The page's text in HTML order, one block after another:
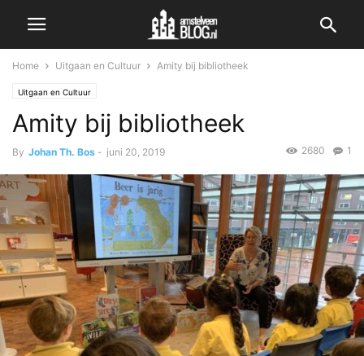
Home Uitgaan en Cultuur Amity bij bibliotheek
Uitgaan en Cultuur
Amity bij bibliotheek
By Johan Th. Bos - juni 20, 2019 1
2680